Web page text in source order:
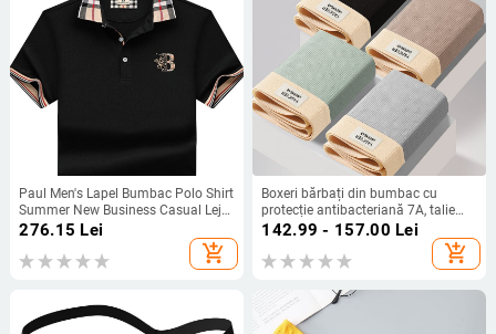
Paul Men's Lapel Bumbac Polo Shirt
Summer New Business Casual Lejer
cu mânecă scurtă T-shirt bărbați la
276.15 Lei
add_shopping_cart
Boxeri bărbați din bumbac cu
protecție antibacteriană 7A, talie
medie, uscare rapidă și respirabili
142.99 - 157.00 Lei
add_shopping_cart